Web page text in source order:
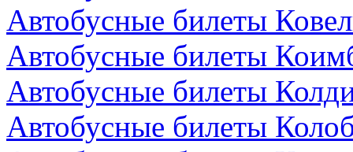
Автобусные билеты
Автобусные билеты
Автобусные билеты
Автобусные билеты